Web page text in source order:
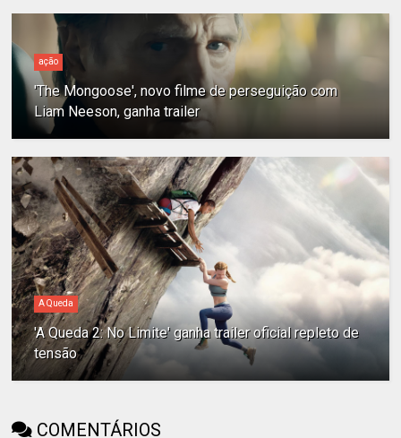
ação
'The Mongoose', novo filme de perseguição com
Liam Neeson, ganha trailer
A Queda
'A Queda 2: No Limite' ganha trailer oficial repleto de
tensão
COMENTÁRIOS